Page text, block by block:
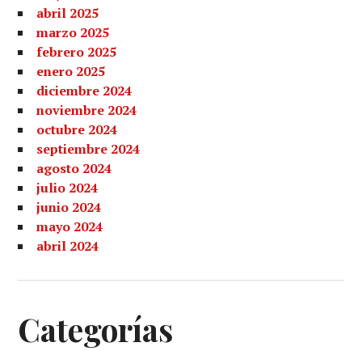
abril 2025
marzo 2025
febrero 2025
enero 2025
diciembre 2024
noviembre 2024
octubre 2024
septiembre 2024
agosto 2024
julio 2024
junio 2024
mayo 2024
abril 2024
Categorías